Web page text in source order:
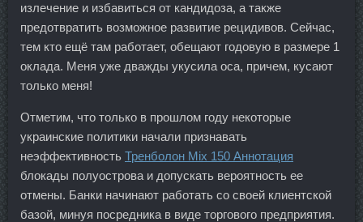
излечение и избавиться от кандидоза, а также
предотвратить возможное развитие рецидивов. Сейчас,
тем кто ещё там работает, обещают годовую в размере 1
оклада. Меня уже дважды укусила оса, причем, кусают
только меня!
Отметим, что только в прошлом году некоторые
украинские политики начали признавать
неэффективность Тренболон Mix 150 Аннотация
блокады полуострова и допускать вероятность ее
отмены. Банки начинают работать со своей клиентской
базой, минуя посредника в виде торгового предприятия.